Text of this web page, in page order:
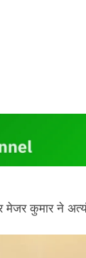
मेजर कुमार ने